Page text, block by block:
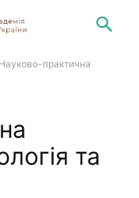
Науково-практична
та